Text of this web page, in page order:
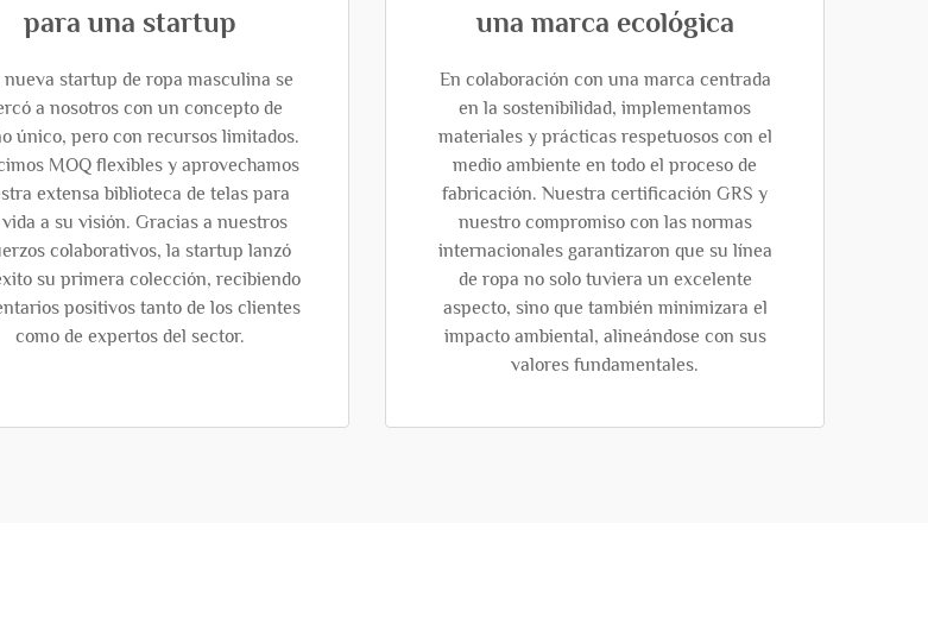
para una startup
nueva startup de ropa masculina se
a nosotros con un concepto de
único, pero con recursos limitados.
MOQ flexibles y aprovechamos
extensa biblioteca de telas para
a su visión. Gracias a nuestros
colaborativos, la startup lanzó
su primera colección, recibiendo
positivos tanto de los clientes
como de expertos del sector.
una marca ecológica
En colaboración con una marca centrada
en la sostenibilidad, implementamos
materiales y prácticas respetuosos con el
medio ambiente en todo el proceso de
fabricación. Nuestra certificación GRS y
nuestro compromiso con las normas
internacionales garantizaron que su línea
de ropa no solo tuviera un excelente
aspecto, sino que también minimizara el
impacto ambiental, alineándose con sus
valores fundamentales.